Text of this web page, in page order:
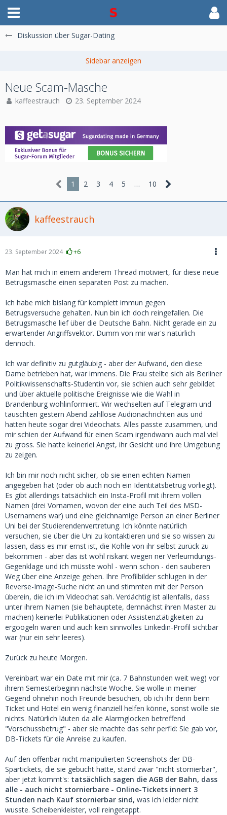
Diskussion über Sugar-Dating
Neue Scam-Masche
kaffeestrauch 23. September 2024
1 2 3 4 5 … 10
kaffeestrauch
23. September 2024 +6
Man hat mich in einem anderem Thread motiviert, für diese neue
Betrugsmasche einen separaten Post zu machen.
Ich habe mich bislang für komplett immun gegen
Betrugsversuche gehalten. Nun bin ich doch reingefallen. Die
Betrugsmasche lief über die Deutsche Bahn. Nicht gerade ein zu
erwartender Angriffsvektor. Dumm von mir war's natürlich
dennoch.
Ich war definitiv zu gutgläubig - aber der Aufwand, den diese
Dame betrieben hat, war immens. Die Frau stellte sich als Berliner
Politikwissenschafts-Studentin vor, sie schien auch sehr gebildet
und über aktuelle politische Ereignisse wie die Wahl in
Brandenburg wohlinformiert. Wir wechselten auf Telegram und
tauschten gestern Abend zahllose Audionachrichten aus und
hatten heute sogar drei Videochats. Alles passte zusammen, und
mir schien der Aufwand für einen Scam irgendwann auch mal viel
zu gross. Sie hatte keinerlei Angst, ihr Gesicht und ihre Umgebung
zu zeigen.
Ich bin mir noch nicht sicher, ob sie einen echten Namen
angegeben hat (oder ob auch noch ein Identitätsbetrug vorliegt).
Es gibt allerdings tatsächlich ein Insta-Profil mit ihrem vollen
Namen (drei Vornamen, wovon der eine auch Teil des MSD-
Usernamens war) und eine gleichnamige Person an einer Berliner
Uni bei der Studierendenvertretung. Ich könnte natürlich
versuchen, sie über die Uni zu kontaktieren und sie so wissen zu
lassen, dass es mir ernst ist, die Kohle von ihr selbst zurück zu
bekommen - aber das ist wohl riskant wegen ner Verleumdungs-
Gegenklage und ich müsste wohl - wenn schon - den sauberen
Weg über eine Anzeige gehen. Ihre Profilbilder schlugen in der
Reverse-Image-Suche nicht an und stimmten mit der Person
überein, die ich im Videochat sah. Verdächtig ist allenfalls, dass
unter ihrem Namen (sie behauptete, demnächst ihren Master zu
machen) keinerlei Publikationen oder Assistenztätigkeiten zu
ergoogeln waren und auch kein sinnvolles Linkedin-Profil sichtbar
war (nur ein sehr leeres).
Zurück zu heute Morgen.
Vereinbart war ein Date mit mir (ca. 7 Bahnstunden weit weg) vor
ihrem Semesterbeginn nächste Woche. Sie wolle in meiner
Gegend ohnehin noch Freunde besuchen, ob ich ihr denn beim
Ticket und Hotel ein wenig finanziell helfen könne, sonst wolle sie
nichts. Natürlich läuten da alle Alarmglocken betreffend
"Vorschussbetrug" - aber sie machte das sehr perfid: Sie gab vor,
DB-Tickets für die Anreise zu kaufen.
Auf den offenbar nicht manipulierten Screenshots der DB-
Spartickets, die sie gebucht hatte, stand zwar "nicht stornierbar",
aber jetzt kommt's: tatsächlich sagen die AGB der Bahn, dass
alle - auch nicht stornierbare - Online-Tickets innert 3
Stunden nach Kauf stornierbar sind, was ich leider nicht
wusste. Scheibenkleister, voll reingetappt.